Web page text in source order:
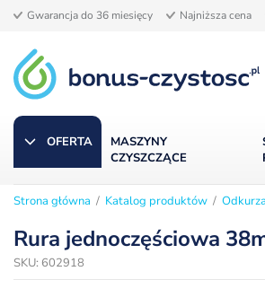
Gwarancja do 36 miesięcy Najniższa cena
OFERTA
MASZYNY
CZYSZCZĄCE
Strona główna / Katalog produktów /
Rura jednoczęściowa
SKU: 602918